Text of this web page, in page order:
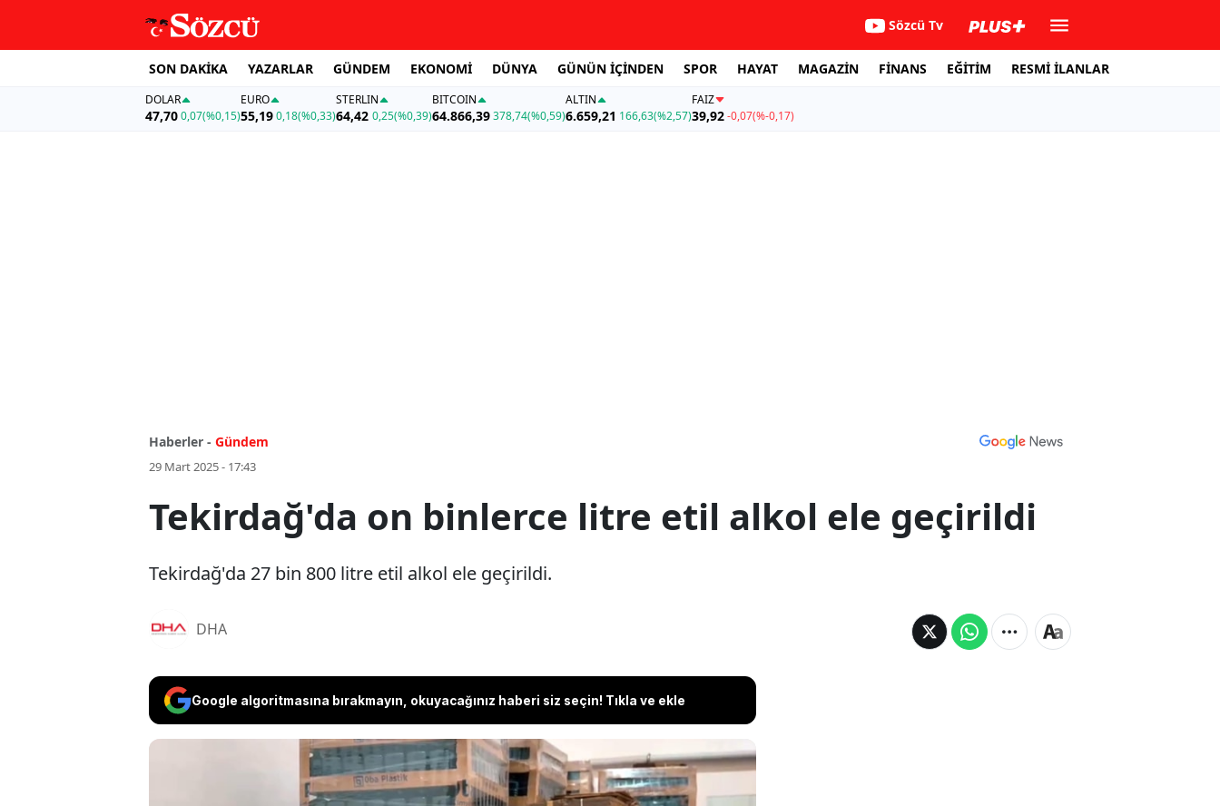
Sözcü Tv
SON DAKİKA YAZARLAR GÜNDEM EKONOMİ DÜNYA GÜNÜN İÇİNDEN SPOR HAYAT MAGAZİN FİNANS EĞİTİM RESMİ İLANLAR
DOLAR
47,700,07(%0,15)
EURO
55,19 0,18(%0,33)
STERLIN
64,42 0,25(%0,39)
BITCOIN
64.866,39378,74(%0,59)
ALTIN
6.659,21 166,63(%2,57)
FAİZ
39,92-0,07(%-0,17)
Haberler - Gündem
29 Mart 2025 - 17:43
Tekirdağ'da on binlerce litre etil alkol ele geçirildi
Tekirdağ'da 27 bin 800 litre etil alkol ele geçirildi.
DHA
Google algoritmasına bırakmayın, okuyacağınız haberi siz seçin! Tıkla ve ekle